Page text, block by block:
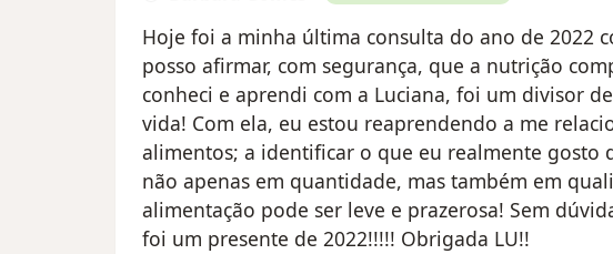
Hoje foi a minha última consulta do ano de 2022
posso afirmar, com segurança, que a nutrição
conheci e aprendi com a Luciana, foi um divisor
vida! Com ela, eu estou reaprendendo a me
alimentos; a identificar o que eu realmente gosto
não apenas em quantidade, mas também em
alimentação pode ser leve e prazerosa! Sem
foi um presente de 2022!!!!! Obrigada LU!!